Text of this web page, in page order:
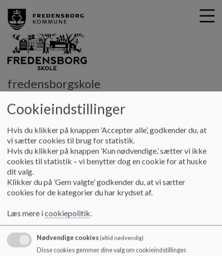
å
o
fredensborgskole
Om skolen Mobilpolitik
Målet med denne politik er at skabe de bedste
forudsætninger for vores børn og unges faglige, sociale og
personlige udvikling i skole og i SFO. En af vejene dertil er
mindre mobil og skærm, hvor det ikke er en forudsætning i
undervisning eller del af tidsbegrænsede voksenstyrede
Revideret april 2025
Se hele mobilpolitikken nedenfor.
Cookieindstillinger
Hvis du klikker på knappen ’Accepter alle’, godkender du, at
vi sætter cookies til brug for statistik.
Hvis du klikker på knappen ’Kun nødvendige,’ sætter vi ikke
cookies til statistik – vi benytter dog en cookie for at huske
dit valg.
Klikker du på ’Gem valgte’ godkender du, at vi sætter
cookies for de kategorier du har krydset af.
Læs mere icookiepolitik.
Nødvendige cookies(altid nødvendig)
Disse cookies gemmer dine valg om cookieindstillinger.